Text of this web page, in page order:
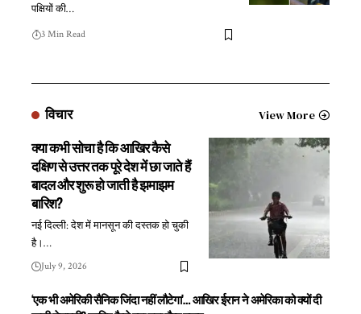
पक्षियों की…
3 Min Read
विचार View More
क्या कभी सोचा है कि आखिर कैसे
दक्षिण से उत्तर तक पूरे देश में छा जाते हैं
बादल और शुरू हो जाती है झमाझम
बारिश?
नई दिल्ली: देश में मानसून की दस्तक हो चुकी
है।…
July 9, 2026
‘एक भी अमेरिकी सैनिक जिंदा नहीं लौटेगा’… आखिर ईरान ने अमेरिका को क्यों दी